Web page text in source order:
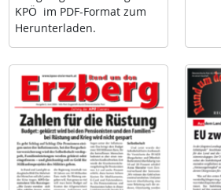
KPÖ im PDF-For­mat zum
Her­un­ter­la­den.